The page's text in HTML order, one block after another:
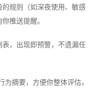
的规则（如深夜使用、敏感
推送提醒。
，出现即预警，不遗漏任
为摘要，方便你整体评估，